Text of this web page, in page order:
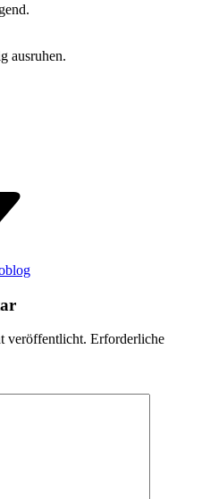
ausruhen.
veröffentlicht. Erforderliche